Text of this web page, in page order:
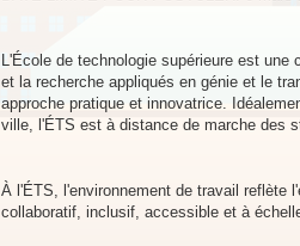
L'École de technologie supérieure est
et la recherche appliqués en génie et le
approche pratique et innovatrice.
ville, l'ÉTS est à distance de marche des
À l'ÉTS, l'environnement de travail reflète
collaboratif, inclusif, accessible et à